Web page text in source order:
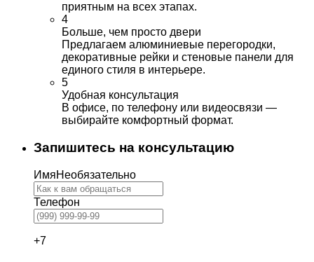
приятным на всех этапах.
4
Больше, чем просто двери
Предлагаем алюминиевые перегородки,
декоративные рейки и стеновые панели для
единого стиля в интерьере.
5
Удобная консультация
В офисе, по телефону или видеосвязи —
выбирайте комфортный формат.
Запишитесь на консультацию
ИмяНеобязательно
Телефон
+7